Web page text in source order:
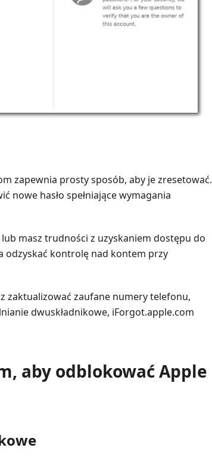
zapewnia prosty sposób, aby je zresetować.
nowe hasło spełniające wymagania
masz trudności z uzyskaniem dostępu do
odzyskać kontrolę nad kontem przy
zaktualizować zaufane numery telefonu,
dwuskładnikowe, iForgot.apple.com
aby odblokować Apple